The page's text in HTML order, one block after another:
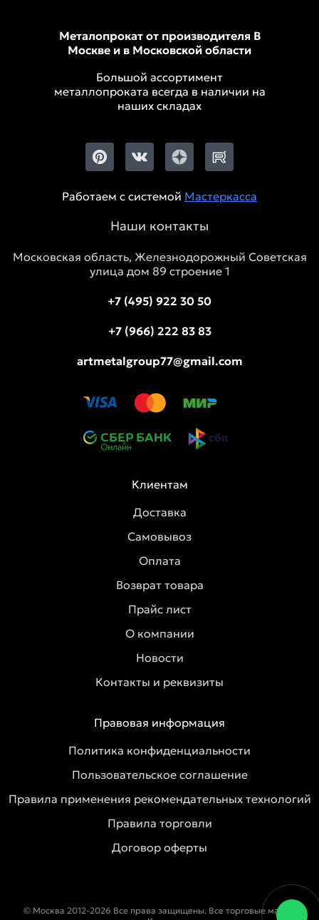
Металопрокат от производителя В
Москве и в Московской области
Большой ассортимент
металлопроката всегда в наличии на
наших складах
Работаем с системой Мастеркасса
Наши контакты
Московская область, Железнодорожный Советская
улица дом 89 строение 1
+7 (495) 922 30 50
+7 (966) 222 83 83
artmetalgroup77@gmail.com
Клиентам
Доставка
Самовывоз
Оплата
Возврат товара
Прайс лист
О компании
Новости
Контакты и реквизиты
Правовая информация
Политика конфиденциальности
Пользовательское соглашение
Правила применения рекомендательных технологий
Правила торговли
Договор оферты
© Москва 2012-2026 Все права защищены. Все торговые марки